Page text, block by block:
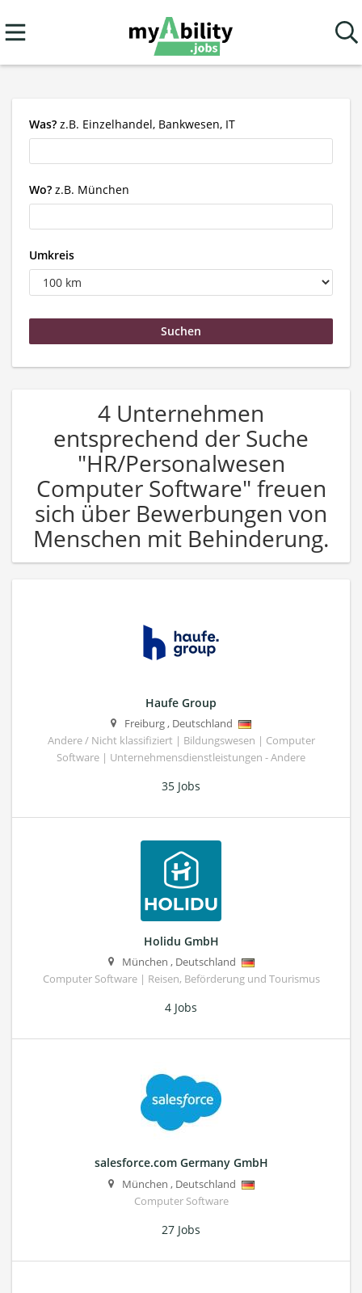
Was? z.B. Einzelhandel, Bankwesen, IT
Wo? z.B. München
Umkreis
4 Unternehmen
entsprechend der Suche
"HR/Personalwesen
Computer Software" freuen
sich über Bewerbungen von
Menschen mit Behinderung.
Haufe Group
Freiburg, Deutschland
Andere / Nicht klassifiziert | Bildungswesen | Computer
Software | Unternehmensdienstleistungen - Andere
35 Jobs
Holidu GmbH
München , Deutschland
Computer Software | Reisen, Beförderung und Tourismus
4 Jobs
salesforce.com Germany GmbH
München , Deutschland
Computer Software
27 Jobs